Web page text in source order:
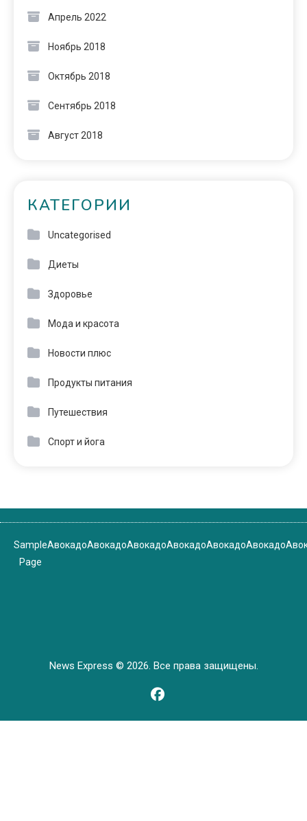
Апрель 2022
Ноябрь 2018
Октябрь 2018
Сентябрь 2018
Август 2018
КАТЕГОРИИ
Uncategorised
Диеты
Здоровье
Мода и красота
Новости плюс
Продукты питания
Путешествия
Спорт и йога
Sample
Page
АвокадоАвокадоАвокадоАвокадоАвокадоАвокадо
News Express © 2026. Все права защищены.